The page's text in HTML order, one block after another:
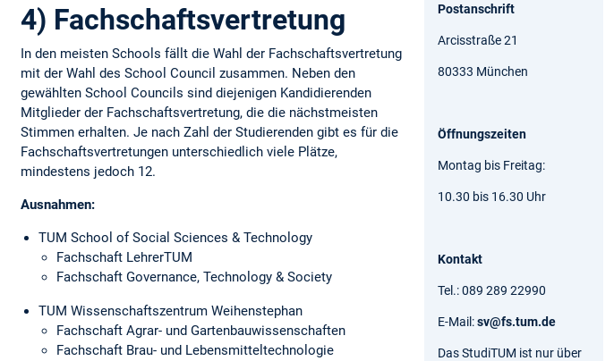
4) Fachschaftsvertretung
In den meisten Schools fällt die Wahl der Fachschaftsvertretung
mit der Wahl des School Council zusammen. Neben den
gewählten School Councils sind diejenigen Kandidierenden
Mitglieder der Fachschaftsvertretung, die die nächstmeisten
Stimmen erhalten. Je nach Zahl der Studierenden gibt es für die
Fachschaftsvertretungen unterschiedlich viele Plätze,
mindestens jedoch 12.
Ausnahmen:
TUM School of Social Sciences & Technology
Fachschaft LehrerTUM
Fachschaft Governance, Technology & Society
TUM Wissenschaftszentrum Weihenstephan
Fachschaft Agrar- und Gartenbauwissenschaften
Fachschaft Brau- und Lebensmitteltechnologie
Postanschrift
Arcisstraße 21
80333 München
Öffnungszeiten
Montag bis Freitag:
10.30 bis 16.30 Uhr
Kontakt
Tel.: 089 289 22990
E-Mail:sv@fs.tum.de
Das StudiTUM ist nur über